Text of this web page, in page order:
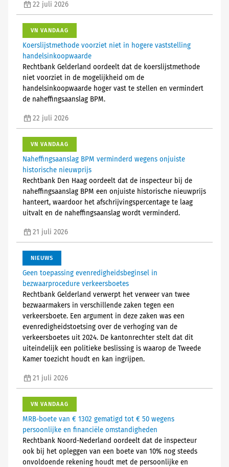
22 juli 2026
VN VANDAAG
Koerslijstmethode voorziet niet in hogere vaststelling
handelsinkoopwaarde
Rechtbank Gelderland oordeelt dat de koerslijstmethode
niet voorziet in de mogelijkheid om de
handelsinkoopwaarde hoger vast te stellen en vermindert
de naheffingsaanslag BPM.
22 juli 2026
VN VANDAAG
Naheffingsaanslag BPM verminderd wegens onjuiste
historische nieuwprijs
Rechtbank Den Haag oordeelt dat de inspecteur bij de
naheffingsaanslag BPM een onjuiste historische nieuwprijs
hanteert, waardoor het afschrijvingspercentage te laag
uitvalt en de naheffingsaanslag wordt verminderd.
21 juli 2026
NIEUWS
Geen toepassing evenredigheidsbeginsel in
bezwaarprocedure verkeersboetes
Rechtbank Gelderland verwerpt het verweer van twee
bezwaarmakers in verschillende zaken tegen een
verkeersboete. Een argument in deze zaken was een
evenredigheidstoetsing over de verhoging van de
verkeersboetes uit 2024. De kantonrechter stelt dat dit
uiteindelijk een politieke beslissing is waarop de Tweede
Kamer toezicht houdt en kan ingrijpen.
21 juli 2026
VN VANDAAG
MRB-boete van € 1302 gematigd tot € 50 wegens
persoonlijke en financiële omstandigheden
Rechtbank Noord-Nederland oordeelt dat de inspecteur
ook bij het opleggen van een boete van 10% nog steeds
onvoldoende rekening houdt met de persoonlijke en